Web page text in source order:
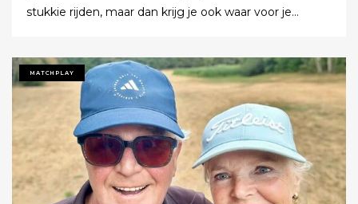
stukkie rijden, maar dan krijg je ook waar voor je
Tot ik uiteindelijk aankondigde dat ik het nu echt niet
meer ging zeggen.
MATCHPLAY